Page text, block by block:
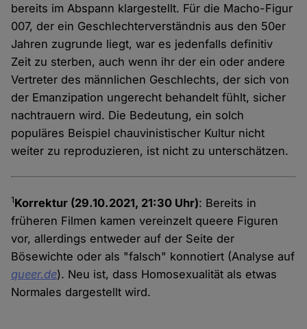
bereits im Abspann klargestellt. Für die Macho-Figur
007, der ein Geschlechterverständnis aus den 50er
Jahren zugrunde liegt, war es jedenfalls definitiv
Zeit zu sterben, auch wenn ihr der ein oder andere
Vertreter des männlichen Geschlechts, der sich von
der Emanzipation ungerecht behandelt fühlt, sicher
nachtrauern wird. Die Bedeutung, ein solch
populäres Beispiel chauvinistischer Kultur nicht
weiter zu reproduzieren, ist nicht zu unterschätzen.
1Korrektur (29.10.2021, 21:30 Uhr): Bereits in
früheren Filmen kamen vereinzelt queere Figuren
vor, allerdings entweder auf der Seite der
Bösewichte oder als "falsch" konnotiert (Analyse auf
queer.de). Neu ist, dass Homosexualität als etwas
Normales dargestellt wird.